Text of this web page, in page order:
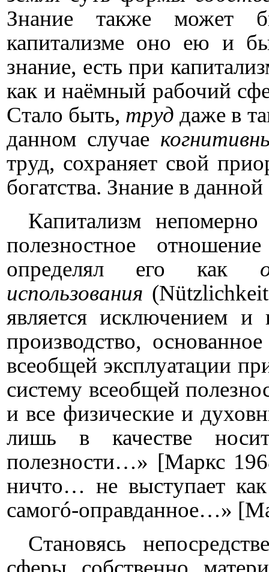
Знание также может
капитализме оно ею и
знание, есть при
как и наёмный рабочий
Стало быть, труддаже в
данном случае
труд, сохраняет свой
богатства. Знание в
Капитализм непомерно
полезностное
определял его как
использования (Nü
является исключением
производство,
всеобщей эксплуатации
систему всеобщей
и все физические и
лишь в качестве
полезности…» [Маркс
ничто… не выступает
самогó-оправданное…» [
Становясь